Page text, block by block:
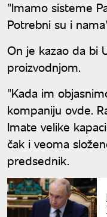
"Imamo sisteme
Potrebni su i
On je kazao da bi
proizvodnjom.
"Kada im
kompaniju ovde.
Imate velike
čak i veoma
predsednik.